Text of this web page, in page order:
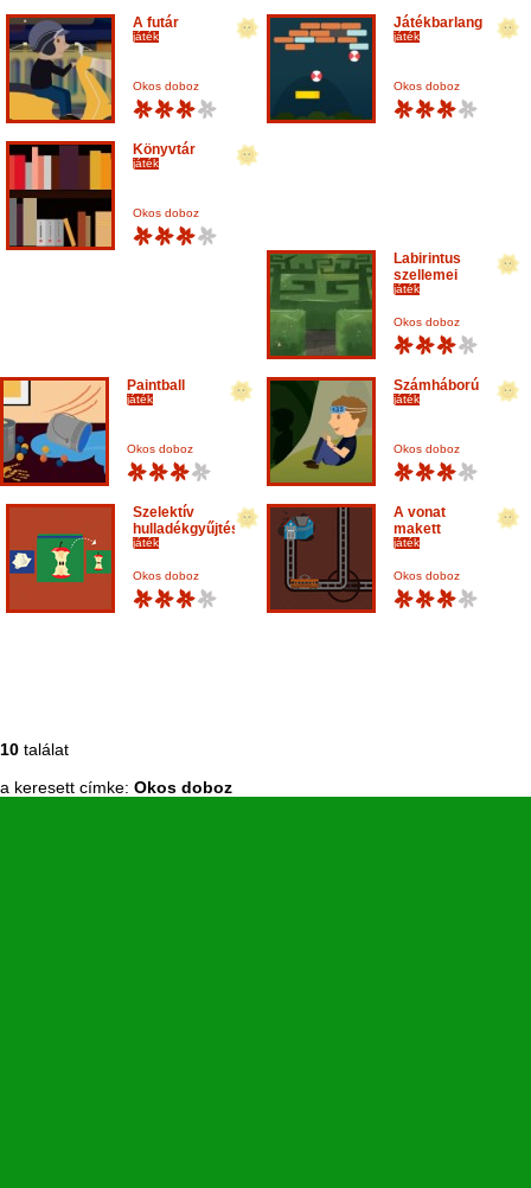
A futár
játék
Okos doboz
Játékbarlang
játék
Okos doboz
Könyvtár
játék
Okos doboz
Labirintus
szellemei
játék
Okos doboz
Paintball
játék
Okos doboz
Számháború
játék
Okos doboz
Szelektív
hulladékgyűjtés
játék
Okos doboz
A vonat
makett
játék
Okos doboz
10 találat
a keresett címke: Okos doboz